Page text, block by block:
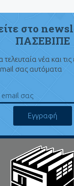
στο
ΠΑΣΕΒΙΠΕ
νέα και τις
σας αυτόματα